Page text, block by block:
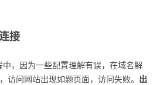
接
，因为一些配置理解有误，在域名解
访问网站出现如题页面，访问失败。 出